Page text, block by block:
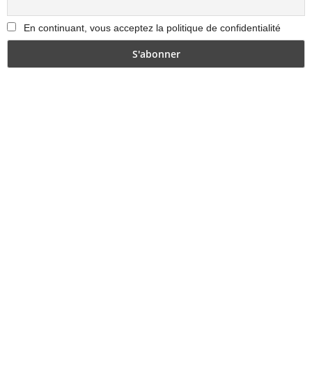
En continuant, vous acceptez la politique de confidentialité